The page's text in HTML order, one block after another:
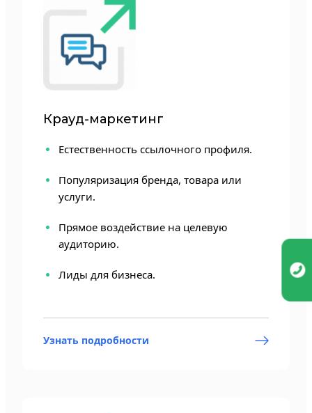
Крауд-маркетинг
Естественность ссылочного профиля.
Популяризация бренда, товара или
услуги.
Прямое воздействие на целевую
аудиторию.
Лиды для бизнеса.
Узнать подробности